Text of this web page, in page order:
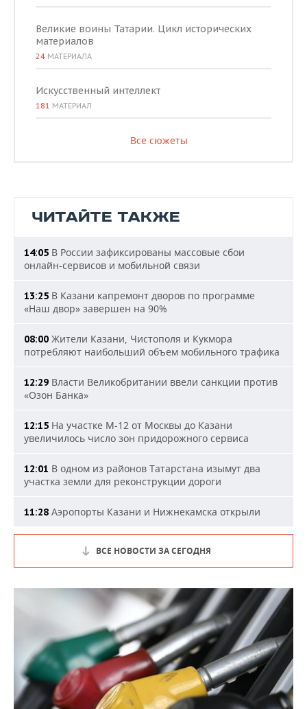
Великие воины Татарии. Цикл исторических
материалов
24 МАТЕРИАЛА
Искусственный интеллект
181 МАТЕРИАЛ
Все сюжеты
ЧИТАЙТЕ ТАКЖЕ
14:05 В России зафиксированы массовые сбои
онлайн-сервисов и мобильной связи
13:25 В Казани капремонт дворов по программе
«Наш двор» завершен на 90%
08:00 Жители Казани, Чистополя и Кукмора
потребляют наибольший объем мобильного трафика
12:29 Власти Великобритании ввели санкции против
«Озон Банка»
12:15 На участке М-12 от Москвы до Казани
увеличилось число зон придорожного сервиса
12:01 В одном из районов Татарстана изымут два
участка земли для реконструкции дороги
11:28 Аэропорты Казани и Нижнекамска открыли
ВСЕ НОВОСТИ ЗА СЕГОДНЯ